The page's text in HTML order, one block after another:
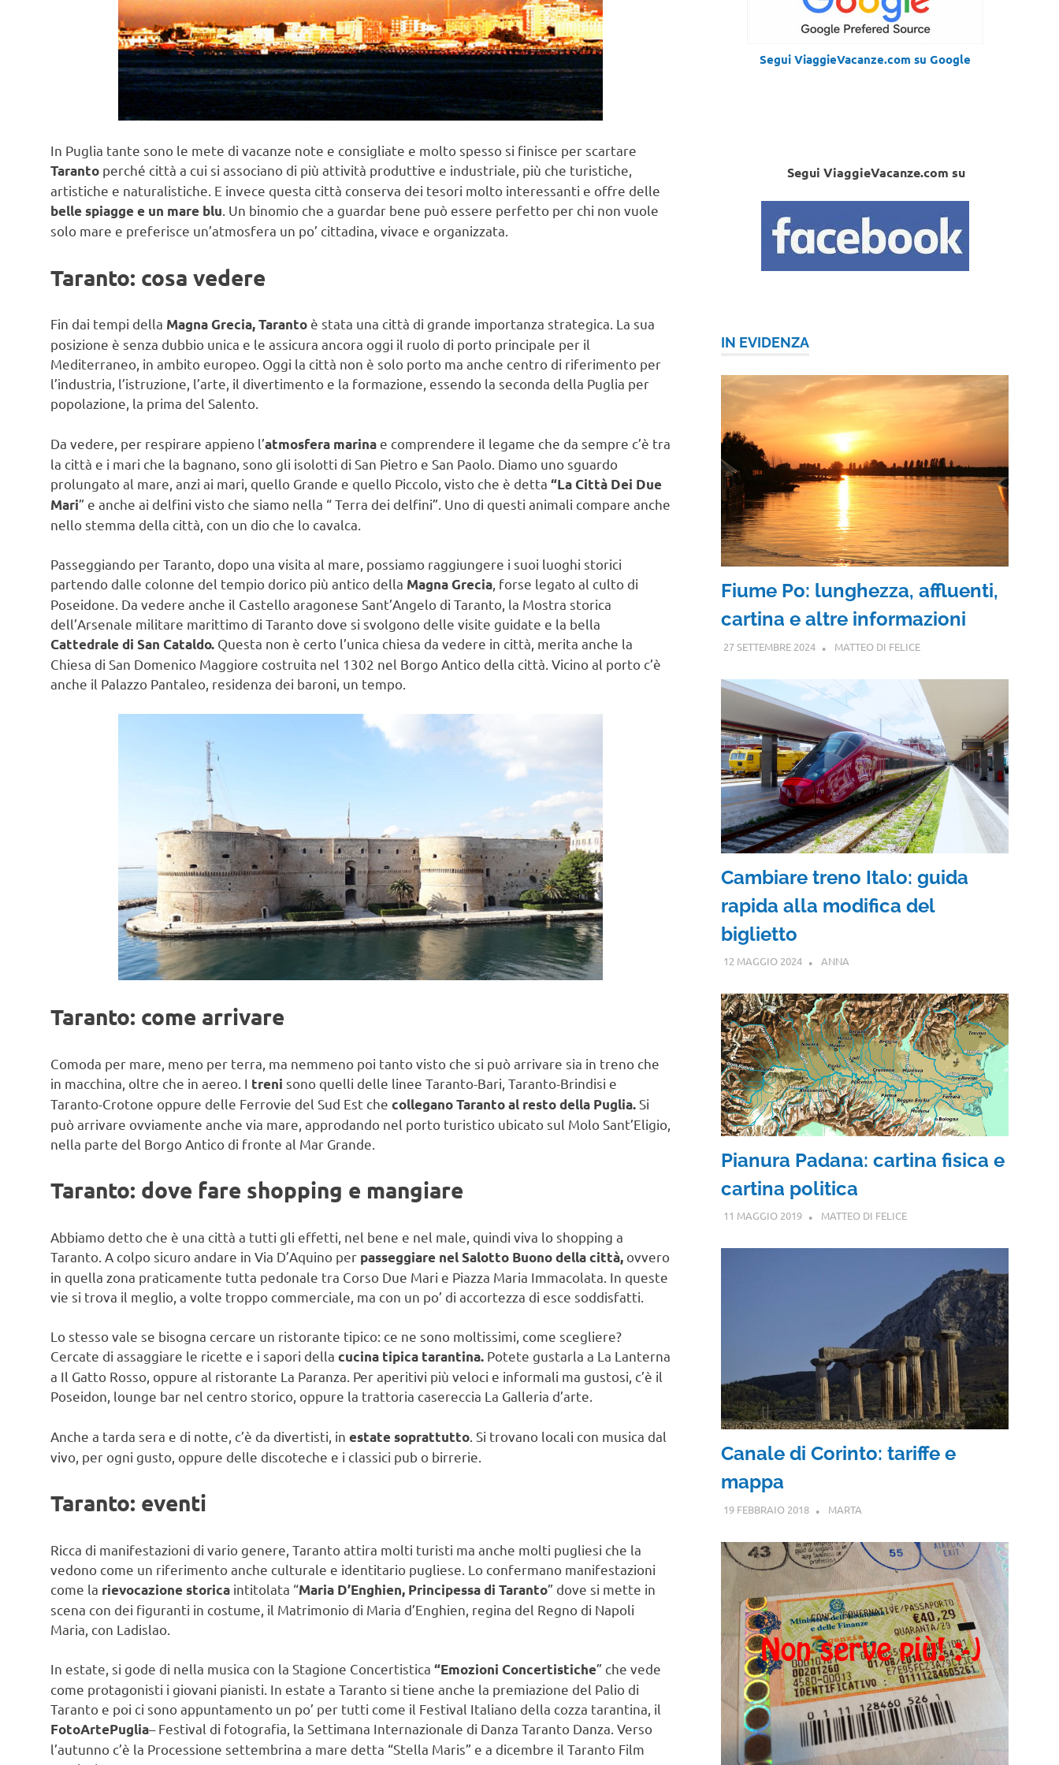
In Puglia tante sono le mete di vacanze note e consigliate e molto spesso si finisce per scartare
Taranto perché città a cui si associano di più attività produttive e industriale, più che turistiche,
artistiche e naturalistiche. E invece questa città conserva dei tesori molto interessanti e offre delle
belle spiagge e un mare blu. Un binomio che a guardar bene può essere perfetto per chi non vuole
solo mare e preferisce un’atmosfera un po’ cittadina, vivace e organizzata.
Taranto: cosa vedere
Fin dai tempi della Magna Grecia, Taranto è stata una città di grande importanza strategica. La sua
posizione è senza dubbio unica e le assicura ancora oggi il ruolo di porto principale per il
Mediterraneo, in ambito europeo. Oggi la città non è solo porto ma anche centro di riferimento per
l’industria, l’istruzione, l’arte, il divertimento e la formazione, essendo la seconda della Puglia per
popolazione, la prima del Salento.
Da vedere, per respirare appieno l’atmosfera marina e comprendere il legame che da sempre c’è tra
la città e i mari che la bagnano, sono gli isolotti di San Pietro e San Paolo. Diamo uno sguardo
prolungato al mare, anzi ai mari, quello Grande e quello Piccolo, visto che è detta “La Città Dei Due
Mari” e anche ai delfini visto che siamo nella “ Terra dei delfini”. Uno di questi animali compare anche
nello stemma della città, con un dio che lo cavalca.
Passeggiando per Taranto, dopo una visita al mare, possiamo raggiungere i suoi luoghi storici
partendo dalle colonne del tempio dorico più antico della Magna Grecia, forse legato al culto di
Poseidone. Da vedere anche il Castello aragonese Sant’Angelo di Taranto, la Mostra storica
dell’Arsenale militare marittimo di Taranto dove si svolgono delle visite guidate e la bella
Cattedrale di San Cataldo. Questa non è certo l’unica chiesa da vedere in città, merita anche la
Chiesa di San Domenico Maggiore costruita nel 1302 nel Borgo Antico della città. Vicino al porto c’è
anche il Palazzo Pantaleo, residenza dei baroni, un tempo.
Taranto: come arrivare
Comoda per mare, meno per terra, ma nemmeno poi tanto visto che si può arrivare sia in treno che
in macchina, oltre che in aereo. I treni sono quelli delle linee Taranto-Bari, Taranto-Brindisi e
Taranto-Crotone oppure delle Ferrovie del Sud Est che collegano Taranto al resto della Puglia. Si
può arrivare ovviamente anche via mare, approdando nel porto turistico ubicato sul Molo Sant’Eligio,
nella parte del Borgo Antico di fronte al Mar Grande.
Taranto: dove fare shopping e mangiare
Abbiamo detto che è una città a tutti gli effetti, nel bene e nel male, quindi viva lo shopping a
Taranto. A colpo sicuro andare in Via D’Aquino per passeggiare nel Salotto Buono della città, ovvero
in quella zona praticamente tutta pedonale tra Corso Due Mari e Piazza Maria Immacolata. In queste
vie si trova il meglio, a volte troppo commerciale, ma con un po’ di accortezza di esce soddisfatti.
Lo stesso vale se bisogna cercare un ristorante tipico: ce ne sono moltissimi, come scegliere?
Cercate di assaggiare le ricette e i sapori della cucina tipica tarantina. Potete gustarla a La Lanterna
a Il Gatto Rosso, oppure al ristorante La Paranza. Per aperitivi più veloci e informali ma gustosi, c’è il
Poseidon, lounge bar nel centro storico, oppure la trattoria casereccia La Galleria d’arte.
Anche a tarda sera e di notte, c’è da divertisti, in estate soprattutto . Si trovano locali con musica dal
vivo, per ogni gusto, oppure delle discoteche e i classici pub o birrerie.
Taranto: eventi
Ricca di manifestazioni di vario genere, Taranto attira molti turisti ma anche molti pugliesi che la
vedono come un riferimento anche culturale e identitario pugliese. Lo confermano manifestazioni
come la rievocazione storica intitolata “Maria D’Enghien, Principessa di Taranto” dove si mette in
scena con dei figuranti in costume, il Matrimonio di Maria d’Enghien, regina del Regno di Napoli
Maria, con Ladislao.
In estate, si gode di nella musica con la Stagione Concertistica “Emozioni Concertistiche” che vede
come protagonisti i giovani pianisti. In estate a Taranto si tiene anche la premiazione del Palio di
Taranto e poi ci sono appuntamento un po’ per tutti come il Festival Italiano della cozza tarantina, il
FotoArtePuglia– Festival di fotografia, la Settimana Internazionale di Danza Taranto Danza. Verso
l’autunno c’è la Processione settembrina a mare detta “Stella Maris” e a dicembre il Taranto Film
Segui ViaggieVacanze.com su Google
Segui ViaggieVacanze.com su
IN EVIDENZA
Fiume Po: lunghezza, affluenti,
cartina e altre informazioni
27 SETTEMBRE 2024 MATTEO DI FELICE
Cambiare treno Italo: guida
rapida alla modifica del
biglietto
12 MAGGIO 2024 ANNA
Pianura Padana: cartina fisica e
cartina politica
11 MAGGIO 2019 MATTEO DI FELICE
Canale di Corinto: tariffe e
mappa
19 FEBBRAIO 2018 MARTA